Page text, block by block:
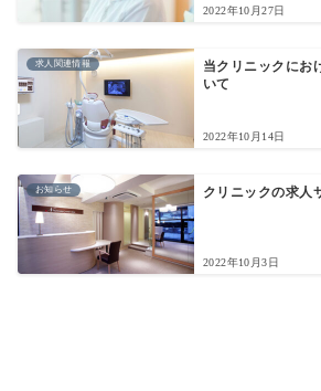
2022年10月27日
求人関連情報
当クリニックにお
いて
2022年10月14日
お知らせ クリニックの求人
2022年10月3日